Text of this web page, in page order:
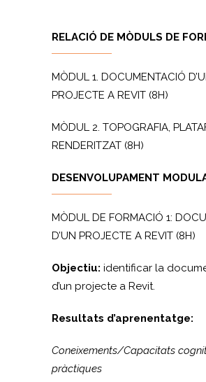
RELACIÓ DE MÒDULS DE
MÒDUL 1. DOCUMENTACIÓ
PROJECTE A REVIT (8H)
MÒDUL 2. TOPOGRAFIA,
RENDERITZAT (8H)
DESENVOLUPAMENT
MÒDUL DE FORMACIÓ 1:
D’UN PROJECTE A REVIT (8H)
Objectiu: identificar la
d’un projecte a Revit.
Resultats d’aprenentatge:
Coneixements/Capacitats
pràctiques